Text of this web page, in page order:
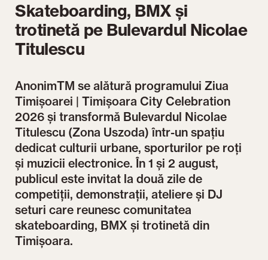
Skateboarding, BMX și
trotinetă pe Bulevardul Nicolae
Titulescu
AnonimTM se alătură programului Ziua
Timișoarei | Timișoara City Celebration
2026 și transformă Bulevardul Nicolae
Titulescu (Zona Uszoda) într-un spațiu
dedicat culturii urbane, sporturilor pe roți
și muzicii electronice. În 1 și 2 august,
publicul este invitat la două zile de
competiții, demonstrații, ateliere și DJ
seturi care reunesc comunitatea
skateboarding, BMX și trotinetă din
Timișoara.